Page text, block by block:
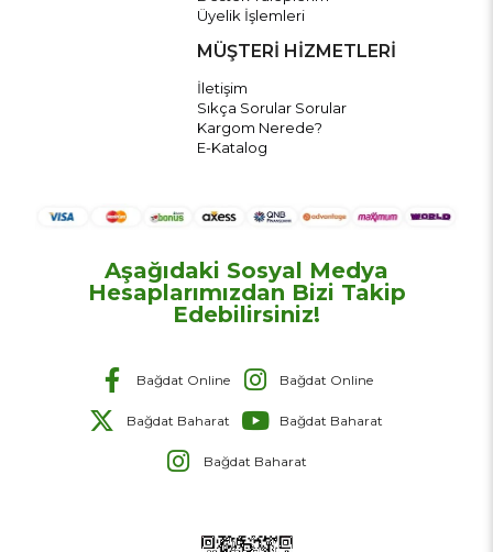
Üyelik İşlemleri
MÜŞTERİ HİZMETLERİ
İletişim
Sıkça Sorular Sorular
Kargom Nerede?
E-Katalog
Aşağıdaki Sosyal Medya
Hesaplarımızdan Bizi Takip
Edebilirsiniz!
Bağdat Online Bağdat Online
Bağdat Baharat Bağdat Baharat
Bağdat Baharat